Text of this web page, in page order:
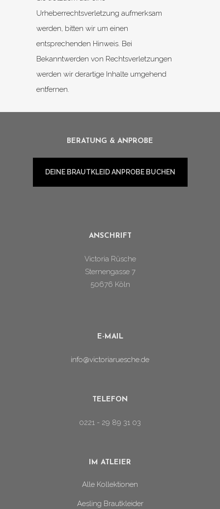
Urheberrechtsverletzung aufmerksam
werden, bitten wir um einen
entsprechenden Hinweis. Bei
Bekanntwerden von Rechtsverletzungen
werden wir derartige Inhalte umgehend
entfernen.
BERATUNG & ANPROBE
DEINE BRAUTKLEID ANPROBE BUCHEN
ANSCHRIFT
Victoria Rüsche
Sternengasse 7
50676 Köln
E-MAIL
info@victoriaruesche.de
TELEFON
0221 - 29 89 31 03
IM ATLEIER
Alle Kollektionen
Aesling Brautkleider